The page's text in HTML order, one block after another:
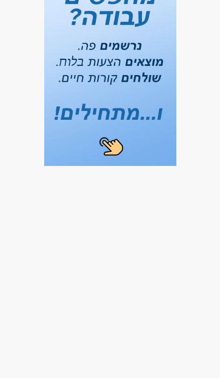
חינוך, הוראה והדרכה - מדריך/ה
סטודנטים
בני 40 פלוס אמהות
בעלי מוגבלויות
ללא עבר פלילי